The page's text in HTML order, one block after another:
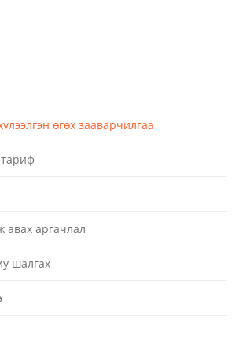
өгөх зааварчилгаа
авах аргачлал
шалгах